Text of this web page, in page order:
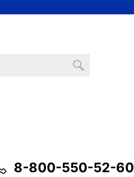
8-800-550-52-60